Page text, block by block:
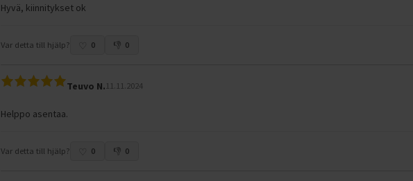
Hyvä, kiinnitykset ok
Var detta till hjälp? 0 0
Teuvo N. 11.11.2024
Helppo asentaa.
Var detta till hjälp? 0 0